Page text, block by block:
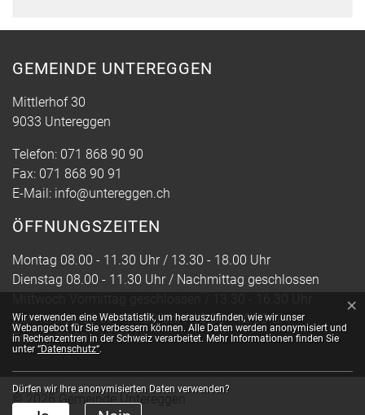
GEMEINDE UNTEREGGEN
Mittlerhof 30
9033 Untereggen
Telefon: 071 868 90 90
Fax: 071 868 90 91
E-Mail: info@untereggen.ch
ÖFFNUNGSZEITEN
Montag 08.00 - 11.30 Uhr / 13.30 - 18.00 Uhr
Dienstag 08.00 - 11.30 Uhr / Nachmittag geschlossen
Donnerstag 08.00 - 11.30 Uhr / 13.30 - 16.30 Uhr
Freitag 07.30 - 13.30 Uhr
© 2026 Gemeinde Untereggen
Webstatistik
Wir verwenden eine Webstatistik, um herauszufinden, wie wir unser
Webangebot für Sie verbessern können. Alle Daten werden anonymisiert und
in Rechenzentren in der Schweiz verarbeitet. Mehr Informationen finden Sie
unter “Datenschutz“.
Dürfen wir Ihre anonymisierten Daten verwenden?
×